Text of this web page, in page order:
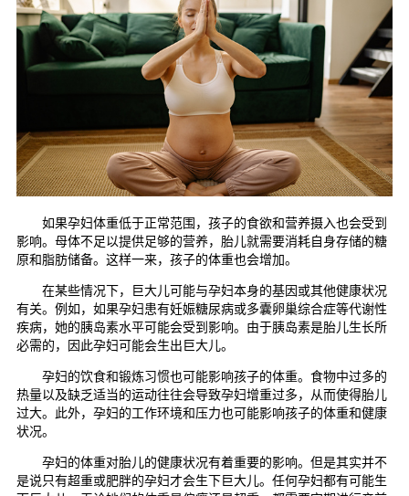
如果孕妇体重低于正常范围，孩子的食欲和营养摄入也会受到
影响。母体不足以提供足够的营养，胎儿就需要消耗自身存储的糖
原和脂肪储备。这样一来，孩子的体重也会增加。
在某些情况下，巨大儿可能与孕妇本身的基因或其他健康状况
有关。例如，如果孕妇患有妊娠糖尿病或多囊卵巢综合症等代谢性
疾病，她的胰岛素水平可能会受到影响。由于胰岛素是胎儿生长所
必需的，因此孕妇可能会生出巨大儿。
孕妇的饮食和锻炼习惯也可能影响孩子的体重。食物中过多的
热量以及缺乏适当的运动往往会导致孕妇增重过多，从而使得胎儿
过大。此外，孕妇的工作环境和压力也可能影响孩子的体重和健康
状况。
孕妇的体重对胎儿的健康状况有着重要的影响。但是其实并不
是说只有超重或肥胖的孕妇才会生下巨大儿。任何孕妇都有可能生